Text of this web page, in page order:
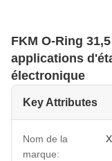
FKM O-Ring
applications
électronique
Key Attributes
Nom de la
marque: